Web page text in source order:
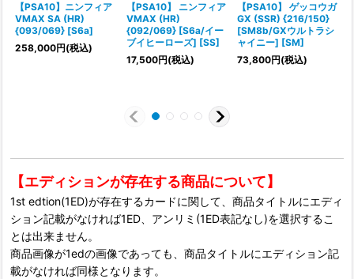
【PSA10】ニンフィア
VMAX SA (HR)
{093/069} [S6a]
258,000円(税込)
【PSA10】 ニンフィア
VMAX (HR)
{092/069} [S6a/イー
ブイヒーローズ] [SS]
17,500円(税込)
【PSA10】 ゲッコウガ
GX (SSR) {216/150}
[SM8b/GXウルトラシ
ャイニー] [SM]
73,800円(税込)
【エディションが存在する商品について】
1st edtion(1ED)が存在するカードに関して、商品タイトルにエディ
ション記載がなければ1ED、アンリミ(1ED表記なし)を選択するこ
とは出来ません。
商品画像が1edの画像であっても、商品タイトルにエディション記
載がなければ同様となります。